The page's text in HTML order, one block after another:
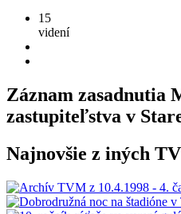
15
videní
Záznam zasadnutia
zastupiteľstva v
Najnovšie z iných TV